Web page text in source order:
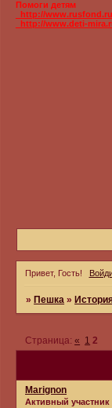
Помоги детям
_http://
_http://www.deti-
Привет, Гость!
» Пешка »
Страница:« 1 2
Marignon
Активный участник